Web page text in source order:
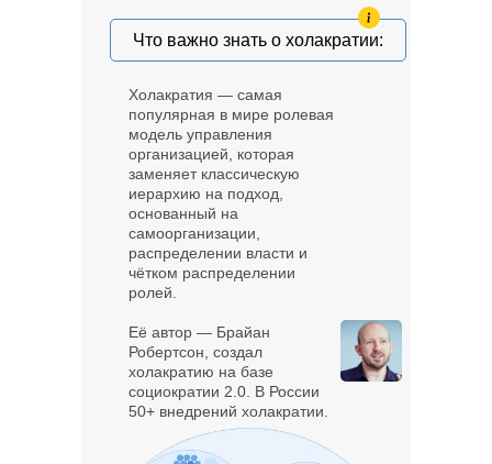
Что важно знать о холакратии:
Холакратия — самая
популярная в мире ролевая
модель управления
организацией, которая
заменяет классическую
иерархию на подход,
основанный на
самоорганизации,
распределении власти и
чётком распределении
ролей.
Её автор — Брайан
Робертсон, создал
холакратию на базе
социократии 2.0. В России
50+ внедрений холакратии.